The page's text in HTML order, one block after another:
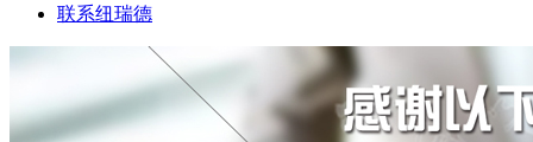
联系纽瑞德